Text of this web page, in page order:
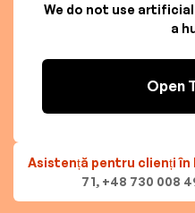
We do not use
a
Open
Asistență pentru clienți în
71, +48 730 008